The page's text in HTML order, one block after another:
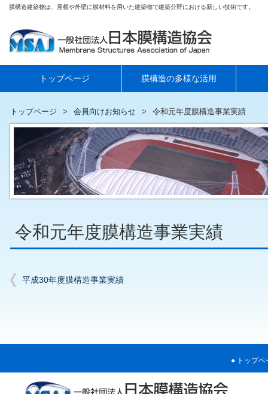
膜構造建築物は、屋根や外壁に膜材料を用いた建築物で建築分野における新しい技術です。
トップページ 膜構造の多様な活用
トップページ 会員向けお知らせ 令和元年度膜構造事業実績
令和元年度膜構造事業実績
平成30年度膜構造事業実績
トップペ